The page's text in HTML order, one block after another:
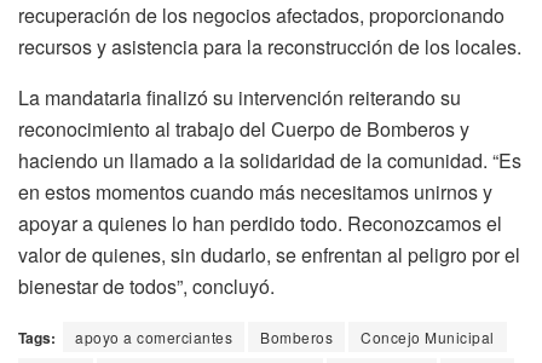
recuperación de los negocios afectados, proporcionando
recursos y asistencia para la reconstrucción de los locales.
La mandataria finalizó su intervención reiterando su
reconocimiento al trabajo del Cuerpo de Bomberos y
haciendo un llamado a la solidaridad de la comunidad. “Es
en estos momentos cuando más necesitamos unirnos y
apoyar a quienes lo han perdido todo. Reconozcamos el
valor de quienes, sin dudarlo, se enfrentan al peligro por el
bienestar de todos”, concluyó.
Tags: apoyo a comerciantes Bomberos
Concejo Municipal